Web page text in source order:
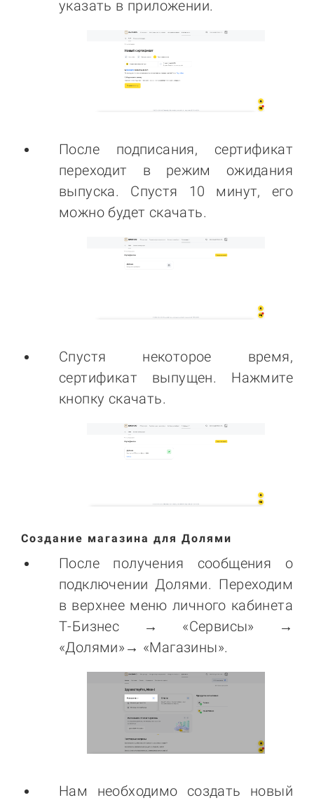
указать в приложении.
После подписания, сертификат
переходит в режим ожидания
выпуска. Спустя 10 минут, его
можно будет скачать.
Спустя некоторое время,
сертификат выпущен. Нажмите
кнопку скачать.
Создание магазина для Долями
После получения сообщения о
подключении Долями. Переходим
в верхнее меню личного кабинета
Т-Бизнес → «Сервисы» →
«Долями»→ «Магазины».
Нам необходимо создать новый